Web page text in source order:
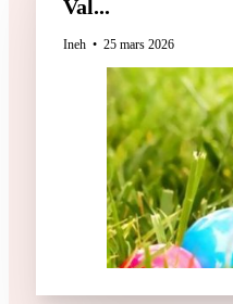
Val...
Ineh 25 mars 2026